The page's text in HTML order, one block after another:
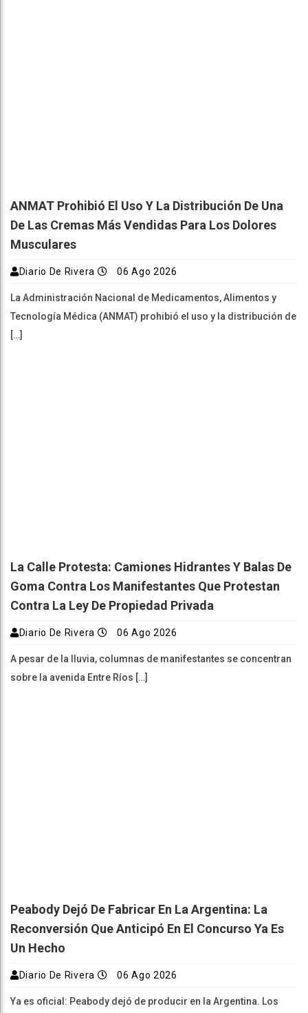
ANMAT Prohibió El Uso Y La Distribución De Una
De Las Cremas Más Vendidas Para Los Dolores
Musculares
Diario De Rivera 06 Ago 2026
La Administración Nacional de Medicamentos, Alimentos y
Tecnología Médica (ANMAT) prohibió el uso y la distribución de
[…]
La Calle Protesta: Camiones Hidrantes Y Balas De
Goma Contra Los Manifestantes Que Protestan
Contra La Ley De Propiedad Privada
Diario De Rivera 06 Ago 2026
A pesar de la lluvia, columnas de manifestantes se concentran
sobre la avenida Entre Ríos […]
Peabody Dejó De Fabricar En La Argentina: La
Reconversión Que Anticipó En El Concurso Ya Es
Un Hecho
Diario De Rivera 06 Ago 2026
Ya es oficial: Peabody dejó de producir en la Argentina. Los